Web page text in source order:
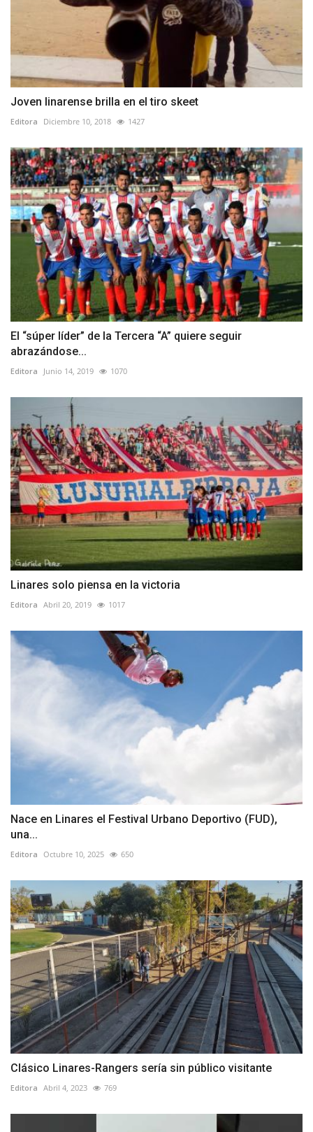
Joven linarense brilla en el tiro skeet
Editora Diciembre 10, 2018 1427
El “súper líder” de la Tercera “A” quiere seguir
abrazándose...
Editora Junio 14, 2019 1070
Linares solo piensa en la victoria
Editora Abril 20, 2019 1017
Nace en Linares el Festival Urbano Deportivo (FUD),
una...
Editora Octubre 10, 2025 650
Clásico Linares-Rangers sería sin público visitante
Editora Abril 4, 2023 769